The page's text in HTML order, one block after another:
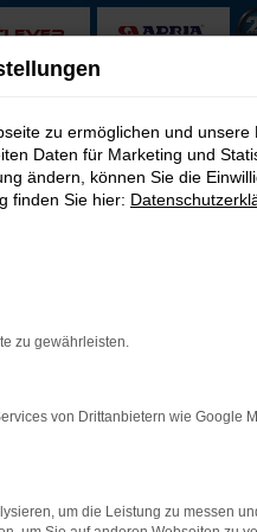
Unternehmen
überzeugend und
mit einem Škoda Octavia
Die
zu ermöglichen und unsere
Daten für Marketing und
ändern, können Sie die
finden Sie hier:
zu gewährleisten.
von Drittanbietern wie Google
um die Leistung zu messen